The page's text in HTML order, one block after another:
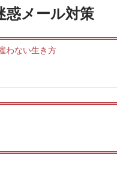
惑メール対策
わない生き方